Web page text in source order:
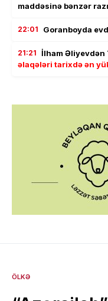
maddəsinə bənzər
22:01 Goranboyda
21:21 İlham Əliyevdən
əlaqələri tarixdə ən
ÖLKƏ